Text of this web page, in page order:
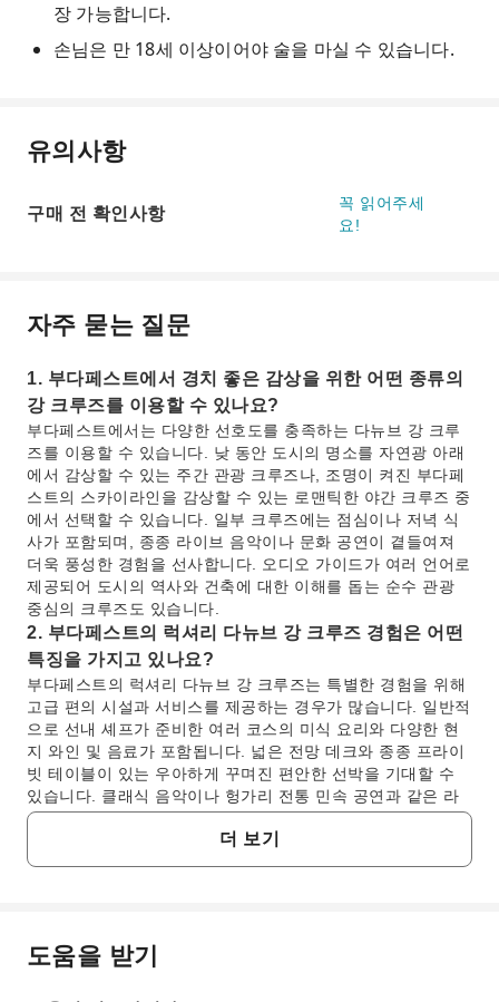
장 가능합니다.
손님은 만 18세 이상이어야 술을 마실 수 있습니다.
유의사항
구매 전 확인사항
꼭 읽어주세
요!
자주 묻는 질문
1. 부다페스트에서 경치 좋은 감상을 위한 어떤 종류의
강 크루즈를 이용할 수 있나요?
부다페스트에서는 다양한 선호도를 충족하는 다뉴브 강 크루
즈를 이용할 수 있습니다. 낮 동안 도시의 명소를 자연광 아래
에서 감상할 수 있는 주간 관광 크루즈나, 조명이 켜진 부다페
스트의 스카이라인을 감상할 수 있는 로맨틱한 야간 크루즈 중
에서 선택할 수 있습니다. 일부 크루즈에는 점심이나 저녁 식
사가 포함되며, 종종 라이브 음악이나 문화 공연이 곁들여져
더욱 풍성한 경험을 선사합니다. 오디오 가이드가 여러 언어로
제공되어 도시의 역사와 건축에 대한 이해를 돕는 순수 관광
중심의 크루즈도 있습니다.
2. 부다페스트의 럭셔리 다뉴브 강 크루즈 경험은 어떤
특징을 가지고 있나요?
부다페스트의 럭셔리 다뉴브 강 크루즈는 특별한 경험을 위해
고급 편의 시설과 서비스를 제공하는 경우가 많습니다. 일반적
으로 선내 셰프가 준비한 여러 코스의 미식 요리와 다양한 현
지 와인 및 음료가 포함됩니다. 넓은 전망 데크와 종종 프라이
빗 테이블이 있는 우아하게 꾸며진 편안한 선박을 기대할 수
있습니다. 클래식 음악이나 헝가리 전통 민속 공연과 같은 라
이브 엔터테인먼트도 흔히 제공됩니다. 개인화된 서비스와 특
정 전망 구역에 대한 독점적인 접근은 럭셔리한 느낌을 더욱
향상시켜 다뉴브 강을 따라 세련된 여정을 보장합니다.
경험하기에 가장 좋은 시기는 개인의 선호도에 따라 달라집니
더 보기
자주 묻는 질문
도움을 받기